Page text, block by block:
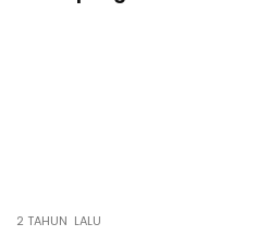
2 TAHUN LALU